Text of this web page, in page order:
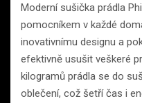
Moderní sušička prádla
pomocníkem v každé
inovativnímu designu a
efektivně usušit veškeré
kilogramů prádla se do
oblečení, což šetří čas i